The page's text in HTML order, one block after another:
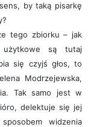
by taką pisarkę
tego zbiorku – jak
są tutaj
się czyjś głos, to
Modrzejewska,
Tak samo jest w
delektuje się jej
widzenia